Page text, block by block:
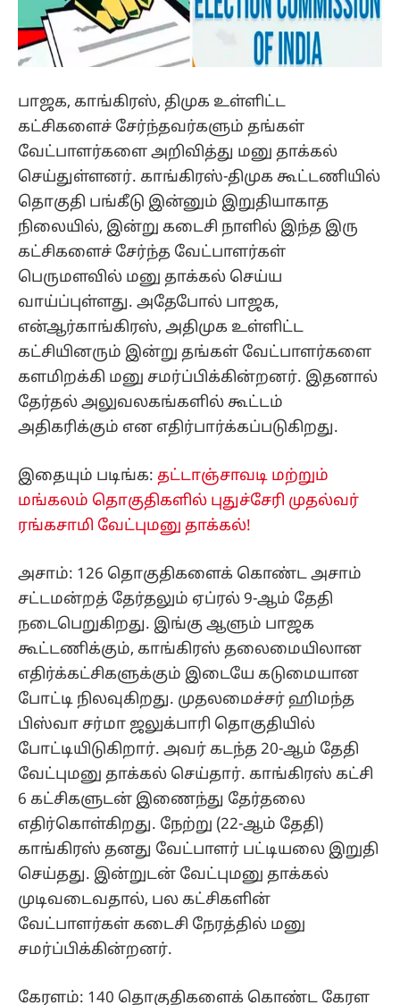
பாஜக, காங்கிரஸ், திமுக உள்ளிட்ட
கட்சிகளைச் சேர்ந்தவர்களும் தங்கள்
வேட்பாளர்களை அறிவித்து மனு தாக்கல்
செய்துள்ளனர். காங்கிரஸ்-திமுக கூட்டணியில்
தொகுதி பங்கீடு இன்னும் இறுதியாகாத
நிலையில், இன்று கடைசி நாளில் இந்த இரு
கட்சிகளைச் சேர்ந்த வேட்பாளர்கள்
பெருமளவில் மனு தாக்கல் செய்ய
வாய்ப்புள்ளது. அதேபோல் பாஜக,
என்ஆர்காங்கிரஸ், அதிமுக உள்ளிட்ட
கட்சியினரும் இன்று தங்கள் வேட்பாளர்களை
களமிறக்கி மனு சமர்ப்பிக்கின்றனர். இதனால்
தேர்தல் அலுவலகங்களில் கூட்டம்
அதிகரிக்கும் என எதிர்பார்க்கப்படுகிறது.
இதையும் படிங்க: தட்டாஞ்சாவடி மற்றும்
மங்கலம் தொகுதிகளில் புதுச்சேரி முதல்வர்
ரங்கசாமி வேட்புமனு தாக்கல்!
அசாம்: 126 தொகுதிகளைக் கொண்ட அசாம்
சட்டமன்றத் தேர்தலும் ஏப்ரல் 9-ஆம் தேதி
நடைபெறுகிறது. இங்கு ஆளும் பாஜக
கூட்டணிக்கும், காங்கிரஸ் தலைமையிலான
எதிர்க்கட்சிகளுக்கும் இடையே கடுமையான
போட்டி நிலவுகிறது. முதலமைச்சர் ஹிமந்த
பிஸ்வா சர்மா ஜலுக்பாரி தொகுதியில்
போட்டியிடுகிறார். அவர் கடந்த 20-ஆம் தேதி
வேட்புமனு தாக்கல் செய்தார். காங்கிரஸ் கட்சி
6 கட்சிகளுடன் இணைந்து தேர்தலை
எதிர்கொள்கிறது. நேற்று (22-ஆம் தேதி)
காங்கிரஸ் தனது வேட்பாளர் பட்டியலை இறுதி
செய்தது. இன்றுடன் வேட்புமனு தாக்கல்
முடிவடைவதால், பல கட்சிகளின்
வேட்பாளர்கள் கடைசி நேரத்தில் மனு
சமர்ப்பிக்கின்றனர்.
கேரளம்: 140 தொகுதிகளைக் கொண்ட கேரள